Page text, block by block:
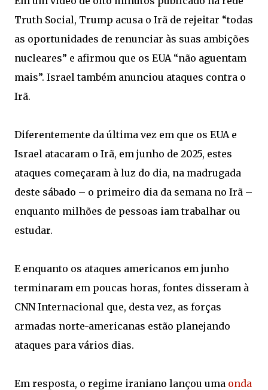
Truth Social, Trump acusa o Irã de rejeitar “todas
as oportunidades de renunciar às suas ambições
nucleares” e afirmou que os EUA “não aguentam
mais”. Israel também anunciou ataques contra o
Irã.
Diferentemente da última vez em que os EUA e
Israel atacaram o Irã, em junho de 2025, estes
ataques começaram à luz do dia, na madrugada
deste sábado – o primeiro dia da semana no Irã –
enquanto milhões de pessoas iam trabalhar ou
estudar.
E enquanto os ataques americanos em junho
terminaram em poucas horas, fontes disseram à
CNN Internacional que, desta vez, as forças
armadas norte-americanas estão planejando
ataques para vários dias.
Em resposta, o regime iraniano lançou uma onda